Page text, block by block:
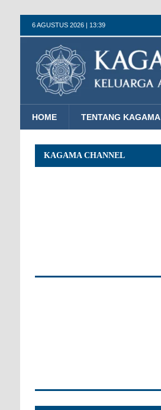
6 AGUSTUS 2026 | 13:39
HOME TENTANG KAGAMA
KAGAMA CHANNEL